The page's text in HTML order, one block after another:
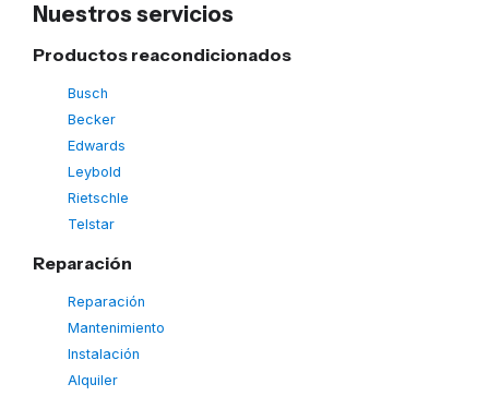
Nuestros servicios
Productos reacondicionados
Busch
Becker
Edwards
Leybold
Rietschle
Telstar
Reparación
Reparación
Mantenimiento
Instalación
Alquiler